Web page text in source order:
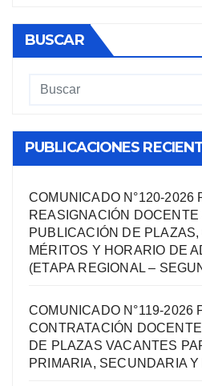
BUSCAR
PUBLICACIONES
COMUNICADO N°120-2026
REASIGNACIÓN DOCENTE
PUBLICACIÓN DE
MÉRITOS Y HORARIO DE
(ETAPA REGIONAL –
COMUNICADO N°119-2026
CONTRATACIÓN
DE PLAZAS VACANTES
PRIMARIA, SECUNDARIA Y